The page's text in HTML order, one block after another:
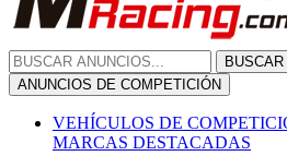
BUSCAR
ANUNCIOS DE COMPETICIÓN
VEHÍCULOS DE
MARCAS DESTACADAS
Peugeot